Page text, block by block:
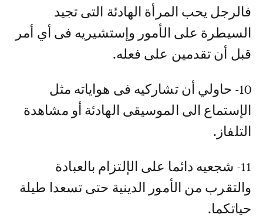
فالرجل يحب المرأة الهادئة التى تجيد
السيطرة على الأمور وإستشيريه فى أي أمر
قبل أن تقدمين على فعله.
10- حاولي أن تشاركيه فى هواياته مثل
الإستماع الى الموسيقى الهادئة أو مشاهدة
التلفاز.
11- شجعيه دائما على الإلتزام بالعبادة
والتقرب من الأمور الدينية حتى تسعدا طيلة
حياتكما.